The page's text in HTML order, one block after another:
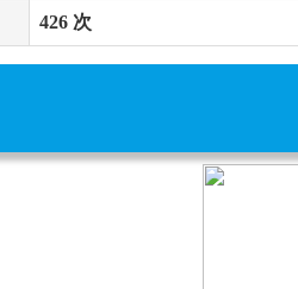
426 次